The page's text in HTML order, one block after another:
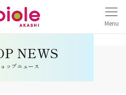
Menu
ップニュース